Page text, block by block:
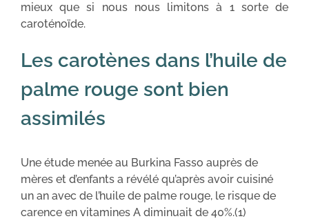
mieux que si nous nous limitons à 1 sorte de
caroténoïde.
Les carotènes dans l’huile de
palme rouge sont bien
assimilés
Une étude menée au Burkina Fasso auprès de
mères et d’enfants a révélé qu’après avoir cuisiné
un an avec de l’huile de palme rouge, le risque de
carence en vitamines A diminuait de 40%.(1)